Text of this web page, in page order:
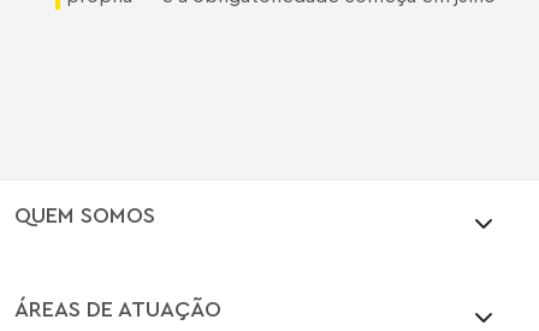
QUEM SOMOS
ÁREAS DE ATUAÇÃO